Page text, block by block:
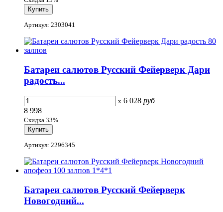
Артикул: 2303041
Батареи салютов Русский Фейерверк Дари
радость...
x 6 028 руб
8 998
Скидка 33%
Артикул: 2296345
Батареи салютов Русский Фейерверк
Новогодний...